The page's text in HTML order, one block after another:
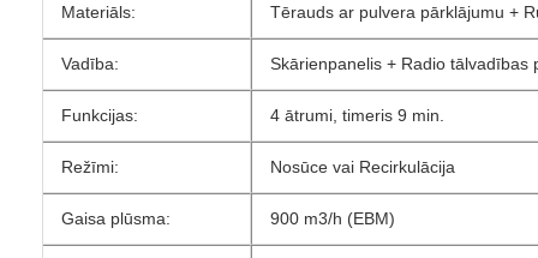
Materiāls: Tērauds ar pulvera pārklājumu +
Vadība: Skārienpanelis + Radio tālvadības
Funkcijas: 4 ātrumi, timeris 9 min.
Režīmi: Nosūce vai Recirkulācija
Gaisa plūsma: 900 m3/h (EBM)